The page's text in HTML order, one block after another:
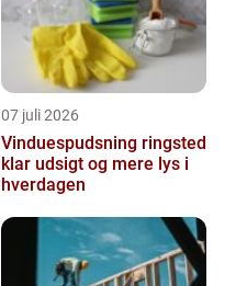
07 juli 2026
Vinduespudsning ringsted
klar udsigt og mere lys i
hverdagen